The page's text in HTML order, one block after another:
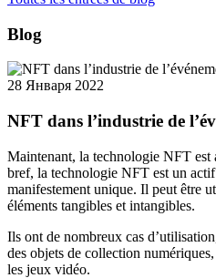
Blog
28 Января 2022
NFT dans l’industrie de
Maintenant, la technologie NFT est
bref, la technologie NFT est un
manifestement unique. Il peut être
éléments tangibles et intangibles.
Ils ont de nombreux cas
des objets de collection
les jeux vidéo.